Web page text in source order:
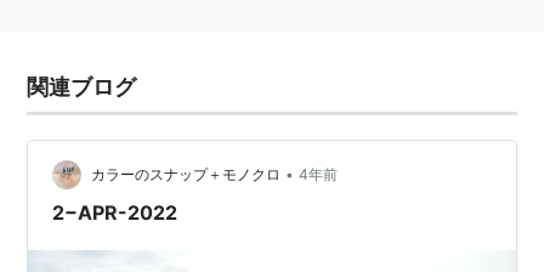
関連ブログ
カラーのスナップ＋モノクロ • 4年前
2−APR-2022